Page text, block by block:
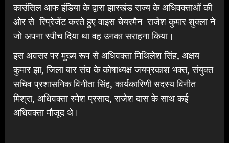
काउंसिल आफ इंडिया के द्वारा झारखंड राज्य के अधिवक्ताओं की
ओर से रिप्रेजेंट करते हुए वाइस चेयरमैन राजेश कुमार शुक्ला ने
जो अपना स्पीच दिया था वह उनका सराहना किया।
इस अवसर पर मुख्य रूप से अधिवक्ता मिथिलेश सिंह, अक्षय
कुमार झा, जिला बार संघ के कोषाध्यक्ष जयप्रकाश भक्त, संयुक्त
सचिव प्रशासनिक विनीता सिंह, कार्यकारिणी सदस्य विनीत
मिश्रा, अधिवक्ता रमेश प्रसाद, राजेश दास के साथ कई
अधिवक्ता मौजूद थे।